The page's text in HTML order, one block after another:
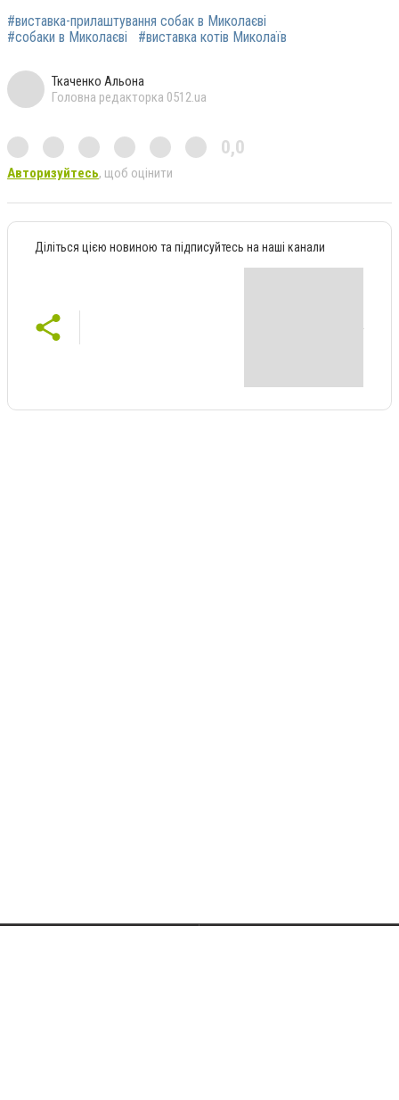
#виставка-прилаштування собак в Миколаєві
#собаки в Миколаєві
#виставка котів Миколаїв
Ткаченко Альона
Головна редакторка 0512.ua
0,0
Авторизуйтесь, щоб оцінити
Діліться цією новиною та підписуйтесь на наші канали